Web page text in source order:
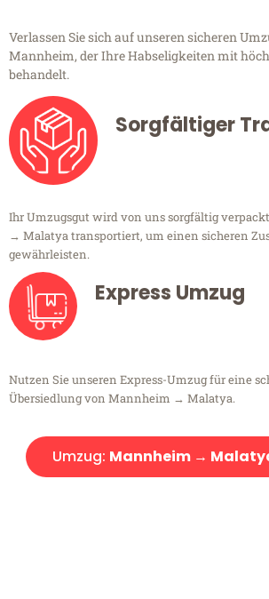
Verlassen Sie sich auf unseren sicheren
Mannheim, der Ihre Habseligkeiten mit
behandelt.
Sorgfältiger
Ihr Umzugsgut wird von uns sorgfältig
→ Malatya transportiert, um einen sicheren
gewährleisten.
Express Umzug
Nutzen Sie unseren Express-Umzug für eine
Übersiedlung von Mannheim → Malatya.
Umzug: Mannheim →